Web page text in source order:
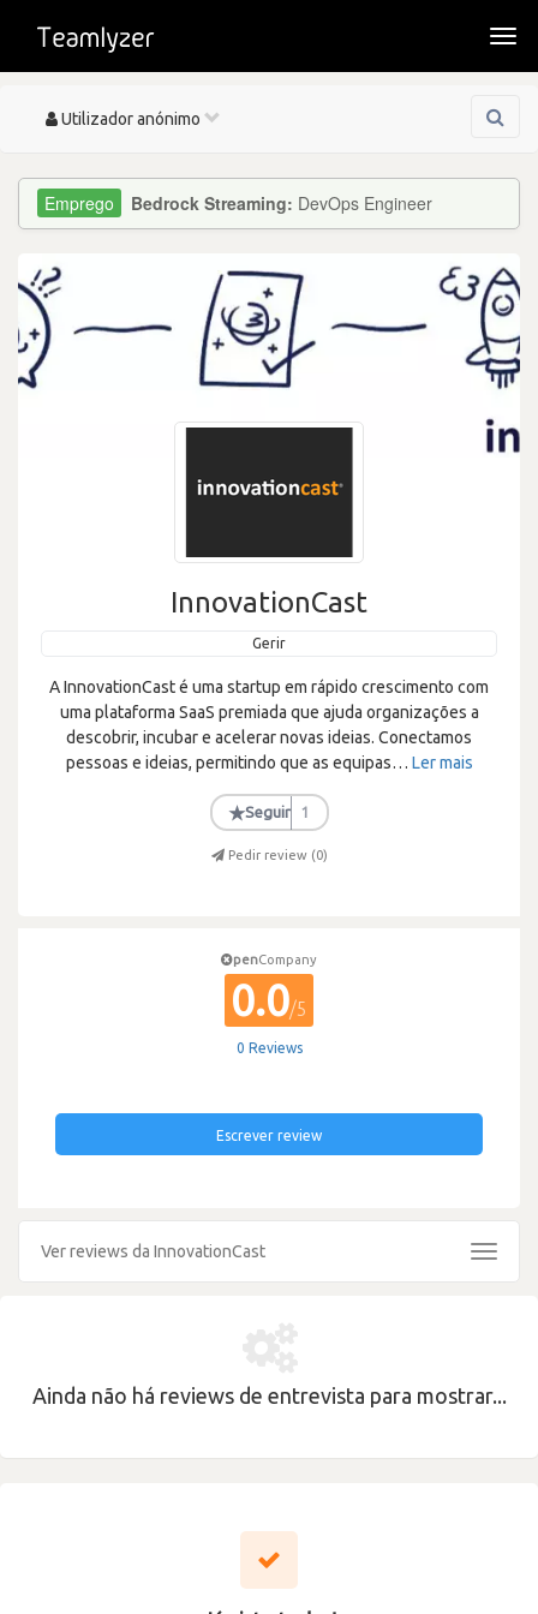
Toggle
Utilizador anónimo
Bedrock Streaming: DevOps Engineer
InnovationCast
Gerir
A InnovationCast é uma startup em rápido crescimento com
uma plataforma SaaS premiada que ajuda organizações a
descobrir, incubar e acelerar novas ideias. Conectamos
pessoas e ideias, permitindo que as equipas… Ler mais
★Seguir 1
Pedir review (0)
penCompany
0.0/5
0 Reviews
Escrever review
Ver reviews da InnovationCast
Toggle
Ainda não há reviews de entrevista para mostrar...